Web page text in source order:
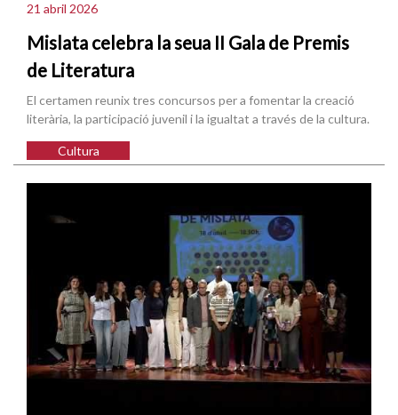
21 abril 2026
Mislata celebra la seua II Gala de Premis
de Literatura
El certamen reunix tres concursos per a fomentar la creació
literària, la participació juvenil i la igualtat a través de la cultura.
Cultura